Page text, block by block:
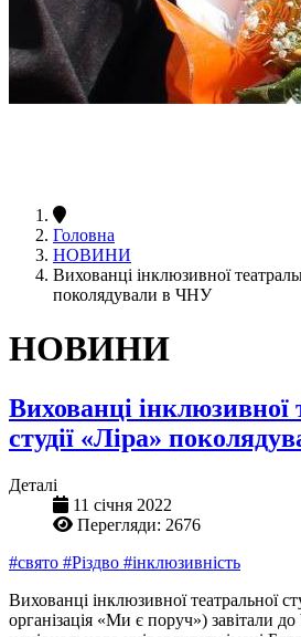
Головна
НОВИНИ
Вихованці інклюзивної
поколядували в ЧНУ
НОВИНИ
Вихованці інклюзивної
студії «Ліра»
Деталі
11 січня 2022
Перегляди: 2676
#свято #Різдво #інклюзивність
Вихованці інклюзивної театральної
організація «Ми є поруч») завітали до